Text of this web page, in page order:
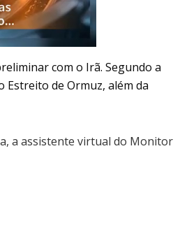
com o Irã. Segundo a
Estreito de Ormuz, além da
a assistente virtual do Monitor